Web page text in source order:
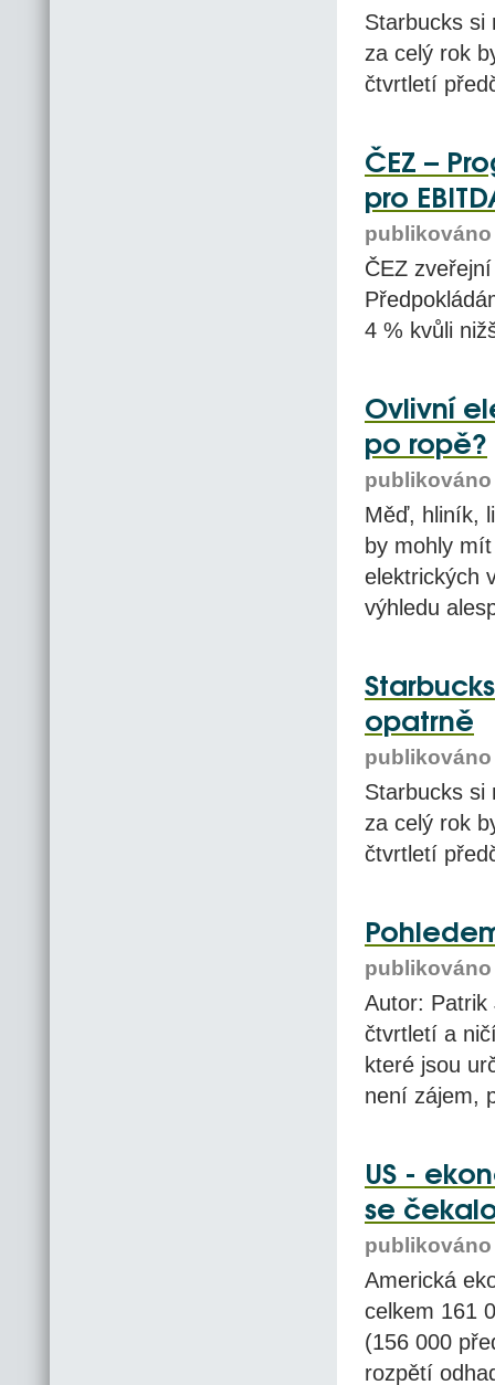
Starbucks si
za celý rok
čtvrtletí
ČEZ –
pro
publikováno
ČEZ
4 % kvůli
Ovlivní
po ropě?
publikováno
Měď, hliník,
by mohly
elektrických
výhledu
opatrně
publikováno
Starbucks si
za celý rok
čtvrtletí
publikováno
Autor: Patrik
čtvrtletí a
které jsou
není zájem,
US -
se
publikováno
Americká
celkem 161
(156 000
rozpětí